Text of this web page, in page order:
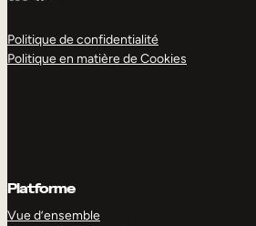
Politique de confidentialité
Politique en matière de Cookies
Platforme
Vue d’ensemble